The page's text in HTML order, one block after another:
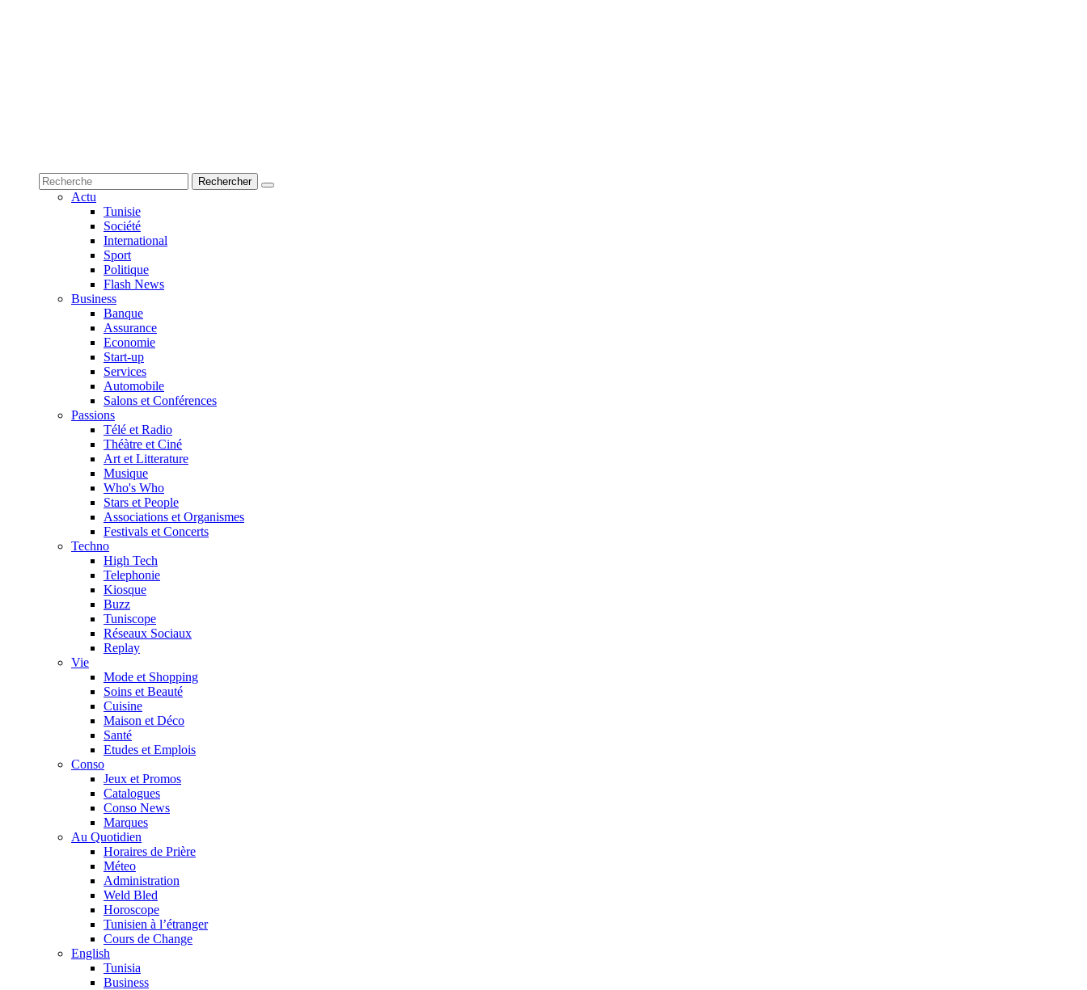
Actu
Tunisie
Société
International
Sport
Politique
Flash News
Business
Banque
Assurance
Economie
Start-up
Services
Automobile
Salons et Conférences
Passions
Télé et Radio
Théàtre et Ciné
Art et Litterature
Musique
Who's Who
Stars et People
Associations et Organismes
Festivals et Concerts
Techno
High Tech
Telephonie
Kiosque
Buzz
Tuniscope
Réseaux Sociaux
Replay
Vie
Mode et Shopping
Soins et Beauté
Cuisine
Maison et Déco
Santé
Etudes et Emplois
Conso
Jeux et Promos
Catalogues
Conso News
Marques
Au Quotidien
Horaires de Prière
Méteo
Administration
Weld Bled
Horoscope
Tunisien à l’étranger
Cours de Change
English
Tunisia
Business